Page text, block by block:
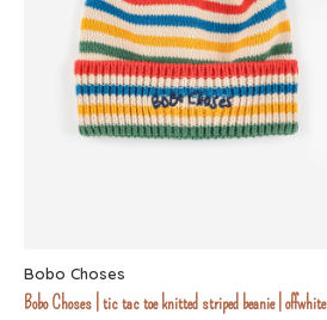
Bobo Choses
Bobo Choses | tic tac toe knitted striped beanie | offwhite